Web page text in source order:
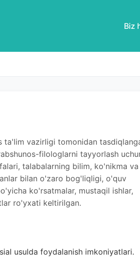
Biz
ta'lim vazirligi tomonidan
filologlarni tayyorlash
talabalarning bilim, ko'nikma va
bilan o'zaro bog'liqligi, o'quv
ko'rsatmalar, mustaqil ishlar,
ro'yxati keltirilgan.
usulda foydalanish imkoniyatlari.